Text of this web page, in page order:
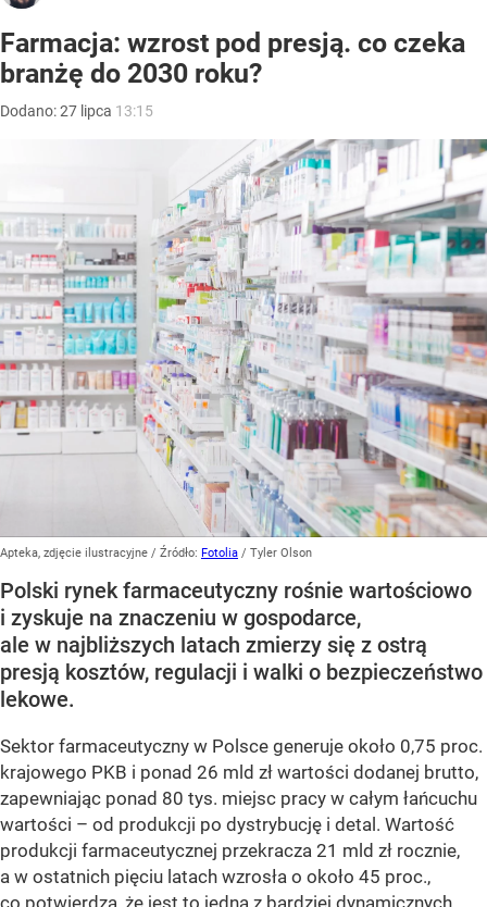
Farmacja: wzrost pod presją. co czeka
branżę do 2030 roku?
Dodano:27 lipca 13:15
Apteka, zdjęcie ilustracyjne / Źródło: Fotolia / Tyler Olson
Polski rynek farmaceutyczny rośnie wartościowo
i zyskuje na znaczeniu w gospodarce,
ale w najbliższych latach zmierzy się z ostrą
presją kosztów, regulacji i walki o bezpieczeństwo
lekowe.
Sektor farmaceutyczny w Polsce generuje około 0,75 proc.
krajowego PKB i ponad 26 mld zł wartości dodanej brutto,
zapewniając ponad 80 tys. miejsc pracy w całym łańcuchu
wartości – od produkcji po dystrybucję i detal. Wartość
produkcji farmaceutycznej przekracza 21 mld zł rocznie,
a w ostatnich pięciu latach wzrosła o około 45 proc.,